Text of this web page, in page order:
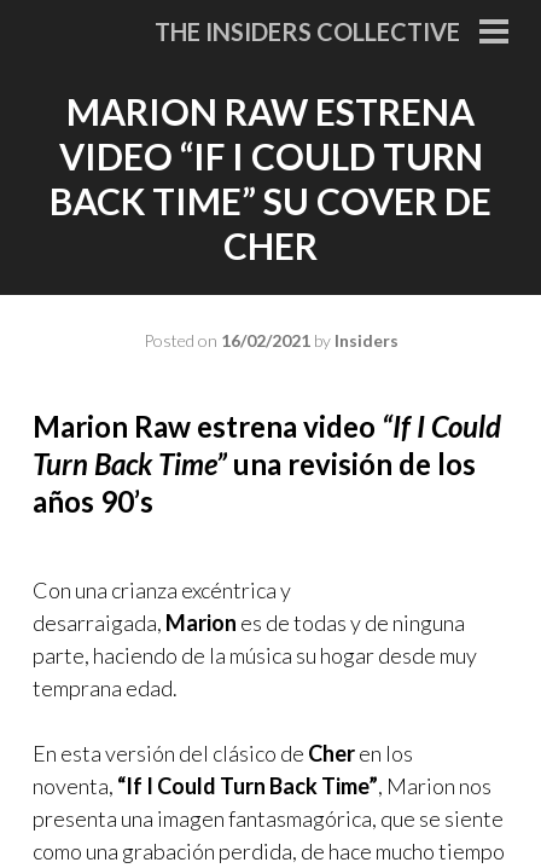
THE INSIDERS COLLECTIVE
MARION RAW ESTRENA
VIDEO “IF I COULD TURN
BACK TIME” SU COVER DE
CHER
Posted on 16/02/2021by Insiders
Marion Raw estrena video “If I Could
Turn Back Time” una revisión de los
años 90’s
Con una crianza excéntrica y
desarraigada, Marion es de todas y de ninguna
parte, haciendo de la música su hogar desde muy
temprana edad.
En esta versión del clásico de Cheren los
noventa, “If I Could Turn Back Time”, Marion nos
presenta una imagen fantasmagórica, que se siente
como una grabación perdida, de hace mucho tiempo